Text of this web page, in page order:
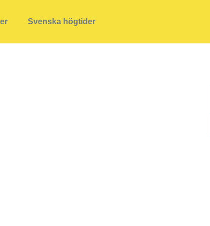
Svenska högtider